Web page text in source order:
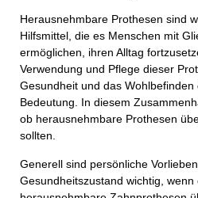
Herausnehmbare Prothesen sind
Hilfsmittel, die es Menschen mit
ermöglichen, ihren Alltag
Verwendung und Pflege dieser
Gesundheit und das
Bedeutung. In diesem
ob herausnehmbare Prothesen
sollten.
Generell sind persönliche
Gesundheitszustand wichtig, wenn
Ihre Telefonnummer
Ihre E-Mail-Adresse